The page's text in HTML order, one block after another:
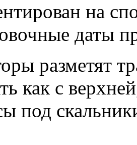
на
даты
разметят
как с
под